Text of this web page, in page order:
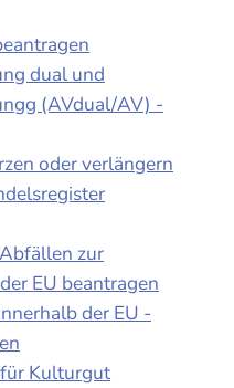
dual und
(AVdual/AV) -
oder verlängern
zur
EU beantragen
der EU -
Kulturgut